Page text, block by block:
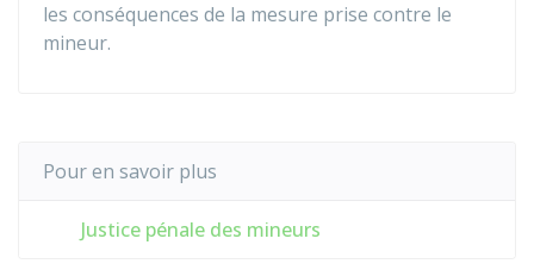
les conséquences de la mesure prise contre le
mineur.
Pour en savoir plus
Justice pénale des mineurs